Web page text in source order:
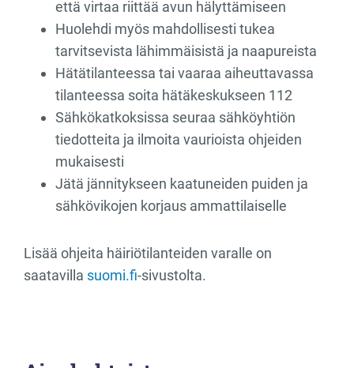
että virtaa riittää avun hälyttämiseen
Huolehdi myös mahdollisesti tukea
tarvitsevista lähimmäisistä ja naapureista
Hätätilanteessa tai vaaraa aiheuttavassa
tilanteessa soita hätäkeskukseen 112
Sähkökatkoksissa seuraa sähköyhtiön
tiedotteita ja ilmoita vaurioista ohjeiden
mukaisesti
Jätä jännitykseen kaatuneiden puiden ja
sähkövikojen korjaus ammattilaiselle
Lisää ohjeita häiriötilanteiden varalle on
saatavilla suomi.fi-sivustolta.